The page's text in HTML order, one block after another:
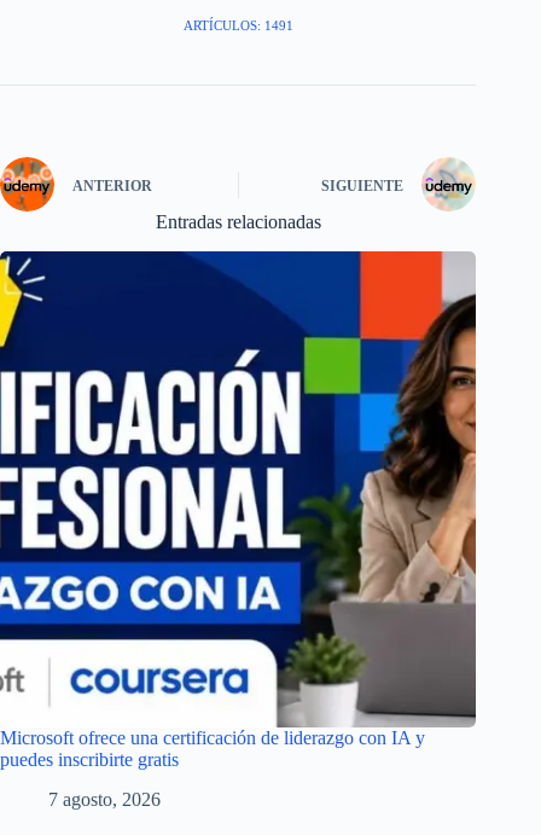
ARTÍCULOS: 1491
ANTERIOR SIGUIENTE
Entradas relacionadas
Microsoft ofrece una certificación de liderazgo con IA y
puedes inscribirte gratis
7 agosto, 2026